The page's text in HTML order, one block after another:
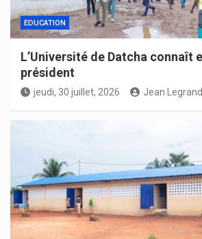
EDUCATION
L’Université de Datcha connaît
président
jeudi, 30 juillet, 2026 Jean